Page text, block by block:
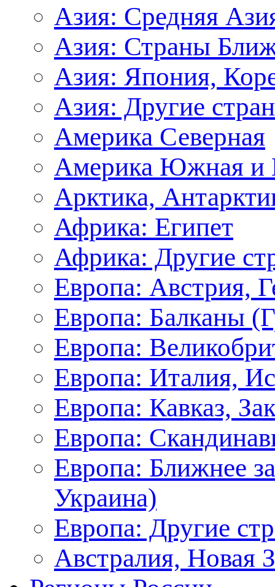
Азия: Средняя
Азия: Страны
Азия: Япония,
Азия: Другие
Америка Северная
Америка Южная и
Арктика,
Африка: Египет
Африка: Другие
Европа: Австрия,
Европа: Балканы
Европа:
Европа: Италия,
Европа: Кавказ,
Европа:
Европа: Ближнее
Украина)
Европа: Другие
Австралия, Новая